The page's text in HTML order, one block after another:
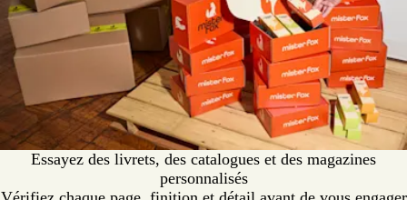
Essayez des livrets, des catalogues et des magazines
personnalisés